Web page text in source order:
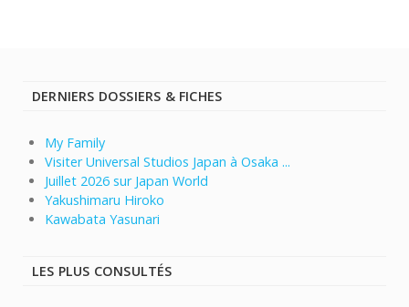
DERNIERS DOSSIERS & FICHES
My Family
Visiter Universal Studios Japan à Osaka ...
Juillet 2026 sur Japan World
Yakushimaru Hiroko
Kawabata Yasunari
LES PLUS CONSULTÉS